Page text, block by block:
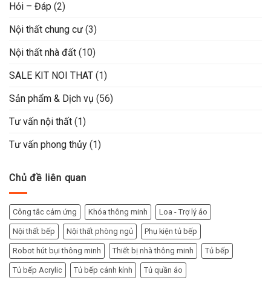
Hỏi – Đáp (2)
Nội thất chung cư (3)
Nội thất nhà đất (10)
SALE KIT NOI THAT (1)
Sản phẩm & Dịch vụ (56)
Tư vấn nội thất (1)
Tư vấn phong thủy (1)
Chủ đề liên quan
Công tắc cảm ứng Khóa thông minh Loa - Trợ lý ảo
Nội thất bếp Nội thất phòng ngủ Phụ kiện tủ bếp
Robot hút bụi thông minh Thiết bị nhà thông minh Tủ bếp
Tủ bếp Acrylic Tủ bếp cánh kính Tủ quần áo